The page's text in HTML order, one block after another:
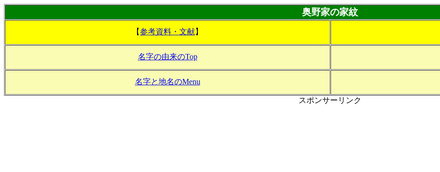
奥野家の家紋
【参考資料・文献】
名字の由来のTop
名字と地名のMenu
スポンサーリンク